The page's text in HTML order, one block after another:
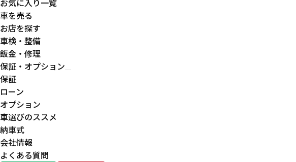
お気に入り一覧
車を売る
お店を探す
車検・整備
鈑金・修理
保証・オプション
保証
ローン
オプション
車選びのススメ
納車式
会社情報
よくある質問